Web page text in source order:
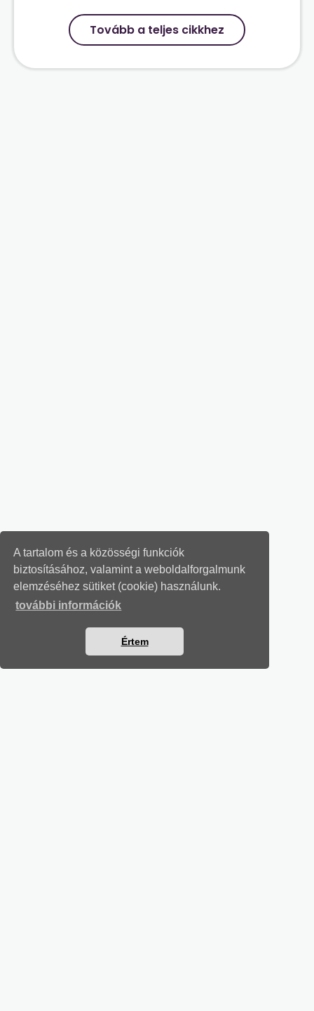
A tartalom és a közösségi funkciók
biztosításához, valamint a weboldalforgalmunk
elemzéséhez sütiket (cookie) használunk.
további információk
Értem
Tovább a teljes cikkhez